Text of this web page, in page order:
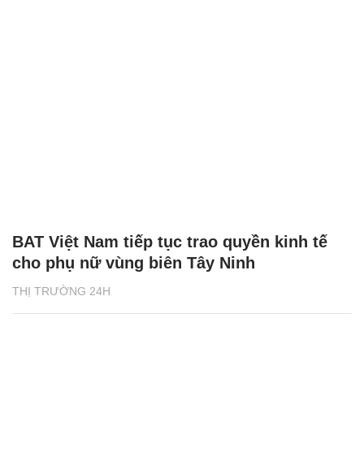
THỊ TRƯỜNG 24H
BAT Việt Nam tiếp tục trao quyền kinh tế
cho phụ nữ vùng biên Tây Ninh